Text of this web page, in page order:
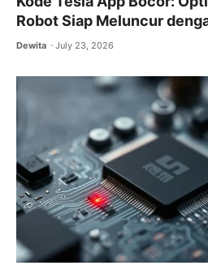
Robot Siap Meluncur
Dewita July 23, 2026